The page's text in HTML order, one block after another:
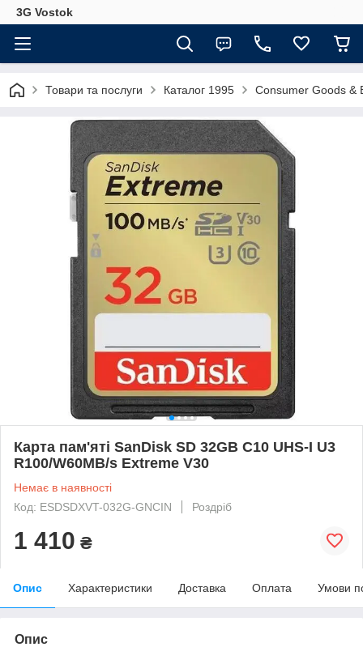
3G Vostok
Товари та послуги Каталог 1995 Consumer Goods &
Карта пам'яті SanDisk SD 32GB C10 UHS-I U3
R100/W60MB/s Extreme V30
Немає в наявності
Код: ESDSDXVT-032G-GNCIN
Роздріб
1 410 ₴
Опис Характеристики Доставка Оплата Умови
Опис